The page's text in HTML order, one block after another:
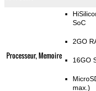
Processeur, Memoire
SoC
2GO
16GO
max.)